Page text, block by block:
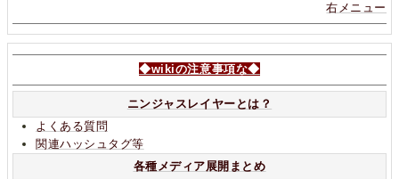
右メニュー
◆wikiの注意事項な◆
ニンジャスレイヤーとは？
よくある質問
関連ハッシュタグ等
各種メディア展開まとめ